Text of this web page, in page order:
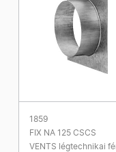
1859
FIX NA 125 CSCS
VENTS légtechnikai